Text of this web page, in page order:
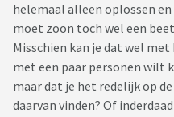
Ik schaam me diep. En dat
Dat ie straks niet meer over
ik zie haat in zijn ogen.
Hij snapt wel dat ik moest
algemeen moest houden.
Ik ben oprecht angstig dat
helemaal alleen oplossen
moet zoon toch wel een
Misschien kan je dat wel
met een paar personen wilt
maar dat je het redelijk op
daarvan vinden? Of